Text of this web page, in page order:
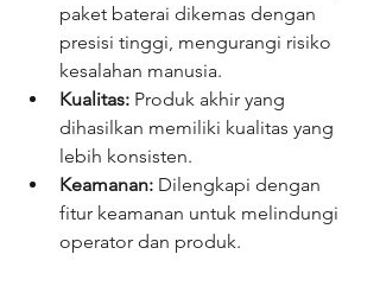
paket baterai dikemas dengan
presisi tinggi, mengurangi risiko
kesalahan manusia.
Kualitas: Produk akhir yang
dihasilkan memiliki kualitas yang
lebih konsisten.
Keamanan: Dilengkapi dengan
fitur keamanan untuk melindungi
operator dan produk.